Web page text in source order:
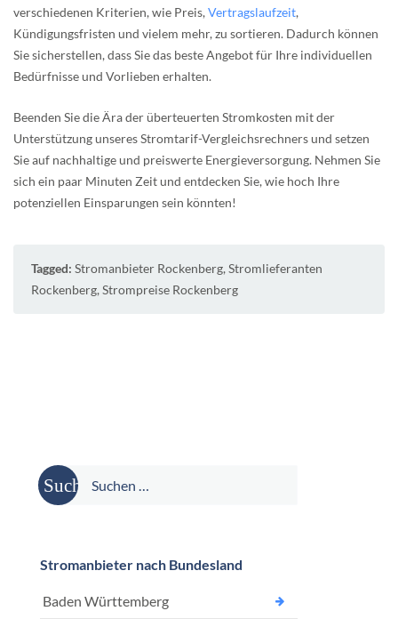
verschiedenen Kriterien, wie Preis,Vertragslaufzeit,
Kündigungsfristen und vielem mehr, zu sortieren. Dadurch können
Sie sicherstellen, dass Sie das beste Angebot für Ihre individuellen
Bedürfnisse und Vorlieben erhalten.
Beenden Sie die Ära der überteuerten Stromkosten mit der
Unterstützung unseres Stromtarif-Vergleichsrechners und setzen
Sie auf nachhaltige und preiswerte Energieversorgung. Nehmen Sie
sich ein paar Minuten Zeit und entdecken Sie, wie hoch Ihre
potenziellen Einsparungen sein könnten!
Tagged: Stromanbieter Rockenberg, Stromlieferanten
Rockenberg, Strompreise Rockenberg
Suche
nach:
Stromanbieter nach Bundesland
Baden Württemberg